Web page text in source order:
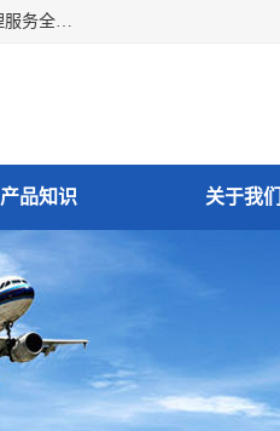
广州深圳东莞上海香港起运到日本各地日本专线快递物流，流通王，日本专线，香港DHL一级代理 香港FEDEX一级代理服务全球主要地区。我司各员工在国际物流行业经验超8年，热枕为各广大进口商与进口商提供优质服务.
产品知识 关于我们